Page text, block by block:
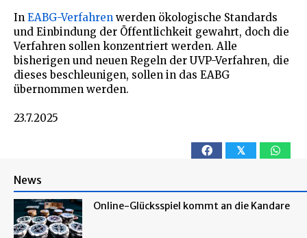
In EABG-Verfahren werden ökologische Standards
und Einbindung der Öffentlichkeit gewahrt, doch die
Verfahren sollen konzentriert werden. Alle
bisherigen und neuen Regeln der UVP-Verfahren, die
dieses beschleunigen, sollen in das EABG
übernommen werden.
23.7.2025
𝕏
News
Online-Glücksspiel kommt an die Kandare